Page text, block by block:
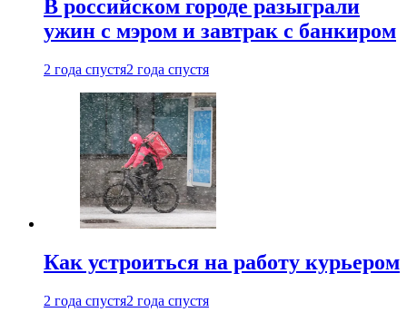
В российском городе разыграли
ужин с мэром и завтрак с банкиром
2 года спустя2 года спустя
Как устроиться на работу курьером
2 года спустя2 года спустя